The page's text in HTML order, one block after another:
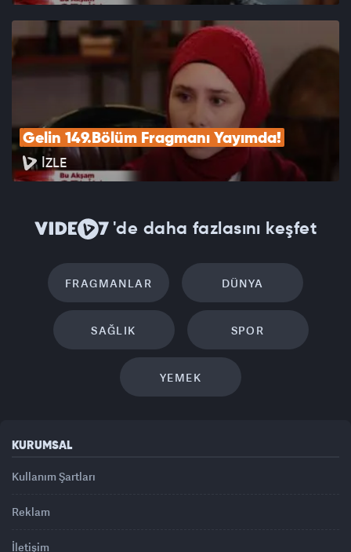
Gelin 149.Bölüm Fragmanı Yayımda!
İZLE
'de daha fazlasını keşfet
FRAGMANLAR DÜNYA
SAĞLIK SPOR
YEMEK
KURUMSAL
Kullanım Şartları
Reklam
İletişim